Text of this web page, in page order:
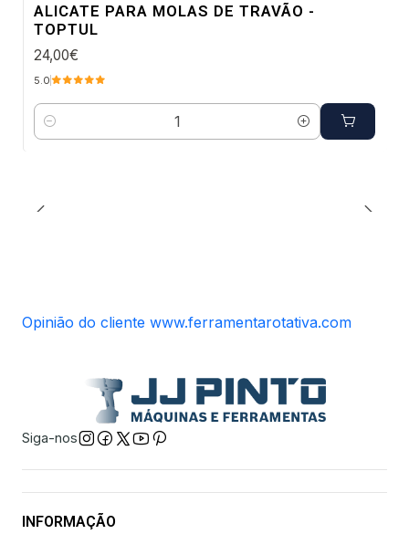
ALICATE PARA MOLAS DE TRAVÃO -
TOPTUL
24,00€
5.0
Quantidade
Opinião do cliente www.ferramentarotativa.com
Siga-nos
INFORMAÇÃO